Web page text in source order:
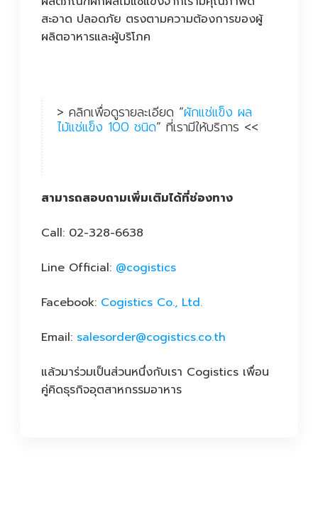
สะอาด ปลอดภัย ตรงตามความต้องการของผู้
ผลิตอาหารและผู้บริโภค
> คลิกเพื่อดูรายละเอียด “ผักแช่แข็ง ผล
ไม้แช่แข็ง 100 ชนิด” ที่เรามีให้บริการ <<
สามารถสอบถามเพิ่มเติมได้ที่ช่องทาง
Call: 02-328-6638
Line Official: @cogistics
Facebook: Cogistics Co., Ltd.
Email: salesorder@cogistics.co.th
แล้วมาร่วมเป็นส่วนหนึ่งกับเรา Cogistics เพื่อน
คู่คิดธุรกิจอุตสาหกรรมอาหาร